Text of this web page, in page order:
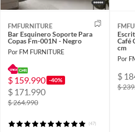
FMFURNITURE
Bar Esquinero Soporte Para
Copas Fm-001N - Negro
Por FM FURNITURE
$ 159.990 -40%
$ 171.990
$ 264.990
(47)
Café
cm
Por
$
$